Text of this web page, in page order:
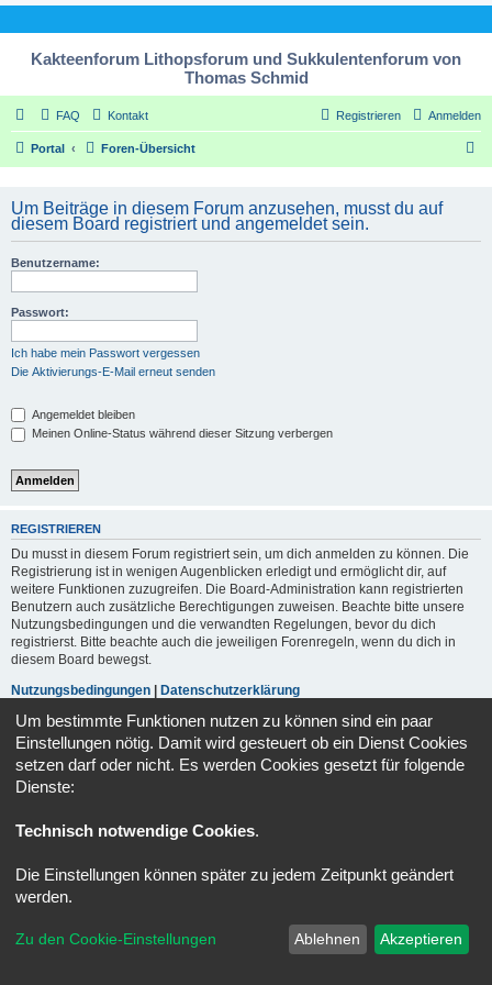
Kakteenforum Lithopsforum und Sukkulentenforum von
Thomas Schmid
FAQ Kontakt Anmelden
Registrieren
Portal Foren-Übersicht
Um Beiträge in diesem Forum anzusehen, musst du auf
diesem Board registriert und angemeldet sein.
Benutzername:
Passwort:
Ich habe mein Passwort vergessen
Die Aktivierungs-E-Mail erneut senden
Angemeldet bleiben
Meinen Online-Status während dieser Sitzung verbergen
REGISTRIEREN
Du musst in diesem Forum registriert sein, um dich anmelden zu können. Die
Registrierung ist in wenigen Augenblicken erledigt und ermöglicht dir, auf
weitere Funktionen zuzugreifen. Die Board-Administration kann registrierten
Benutzern auch zusätzliche Berechtigungen zuweisen. Beachte bitte unsere
Nutzungsbedingungen und die verwandten Regelungen, bevor du dich
registrierst. Bitte beachte auch die jeweiligen Forenregeln, wenn du dich in
diesem Board bewegst.
Nutzungsbedingungen
Datenschutzerklärung
Registrieren
Alle Cookies löschen
Impressum
Kontakt
Powered by
® Forum Software © phpBB Limited
Deutsche Übersetzung durch
Um bestimmte Funktionen nutzen zu können sind ein paar
Einstellungen nötig. Damit wird gesteuert ob ein Dienst Cookies
setzen darf oder nicht. Es werden Cookies gesetzt für folgende
Dienste:
Technisch notwendige Cookies.
Die Einstellungen können später zu jedem Zeitpunkt geändert
werden.
Zu den Cookie-Einstellungen Ablehnen Akzeptieren